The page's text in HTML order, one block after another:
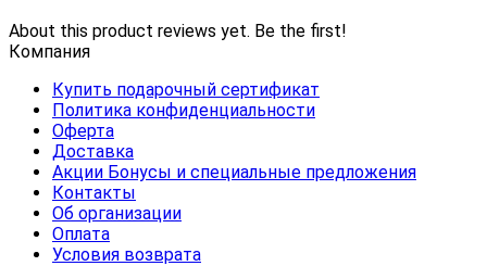
About this product reviews yet. Be the first!
Компания
Купить подарочный сертификат
Политика конфиденциальности
Оферта
Доставка
Акции Бонусы и специальные предложения
Контакты
Об организации
Оплата
Условия возврата